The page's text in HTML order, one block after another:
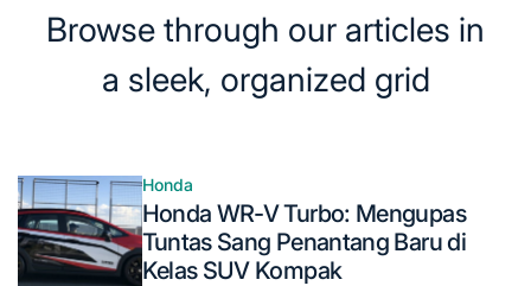
Browse through our articles in
a sleek, organized grid
Posted
in
Honda
Honda WR-V Turbo: Mengupas
Tuntas Sang Penantang Baru di
Kelas SUV Kompak